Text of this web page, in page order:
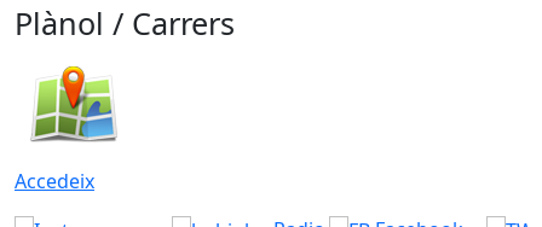
Plànol / Carrers
Accedeix